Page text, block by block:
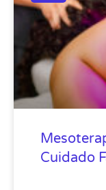
Cuidado